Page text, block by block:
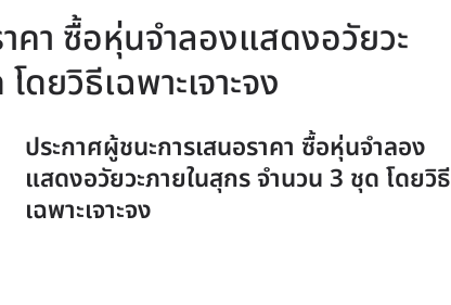
คา ซื้อหุ่นจำลองแสดงอวัยวะ
ยวิธีเฉพาะเจาะจง
ประกาศผู้ชนะการเสนอราคา ซื้อหุ่นจำลอง
แสดงอวัยวะภายในสุกร จำนวน 3 ชุด โดยวิธี
เฉพาะเจาะจง